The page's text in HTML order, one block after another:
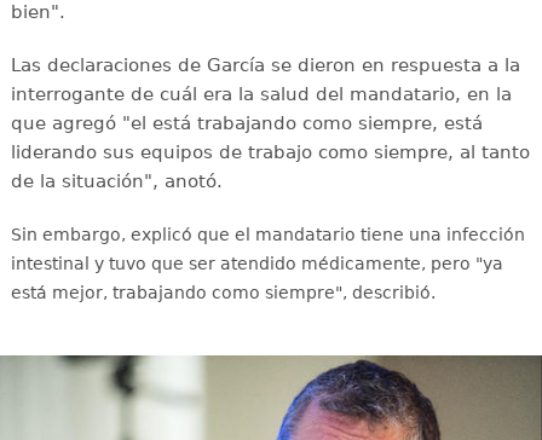
bien".
Las declaraciones de García se dieron en respuesta a la
interrogante de cuál era la salud del mandatario, en la
que agregó "el está trabajando como siempre, está
liderando sus equipos de trabajo como siempre, al tanto
de la situación", anotó.
Sin embargo, explicó que el mandatario tiene una infección
intestinal y tuvo que ser atendido médicamente, pero "ya
está mejor, trabajando como siempre", describió.